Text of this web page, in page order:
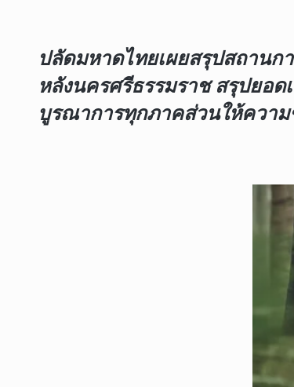
ปลัดมหาดไทยเผยสรุปสถานก
หลังนครศรีธรรมราช สรุปยอ
บูรณาการทุกภาคส่วนให้ความ